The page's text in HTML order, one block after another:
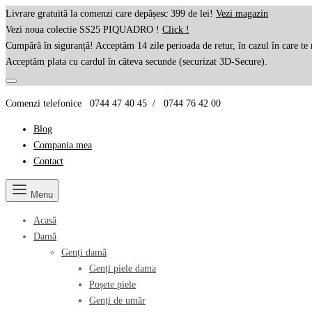
Livrare gratuită la comenzi care depășesc 399 de lei! Vezi magazin
Vezi noua colectie SS25 PIQUADRO ! Click !
Cumpără în siguranță! Acceptăm 14 zile perioada de retur, în cazul în care te
Acceptăm plata cu cardul în câteva secunde (securizat 3D-Secure).
Comenzi telefonice 0744 47 40 45 / 0744 76 42 00
Blog
Compania mea
Contact
Menu
Acasă
Damă
Genți damă
Genți piele dama
Poșete piele
Genți de umăr